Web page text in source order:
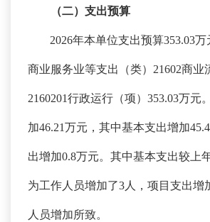
（二）支出预算
2026年本单位支出预算353.03
商业服务业等支出（类）21602商业
2160201行政运行（项）353.03万元
加46.21万元，其中基本支出增加
出增加0.8万元。其中基本支出较上
为工作人员增加了3人，项目支出增
人员增加所致。